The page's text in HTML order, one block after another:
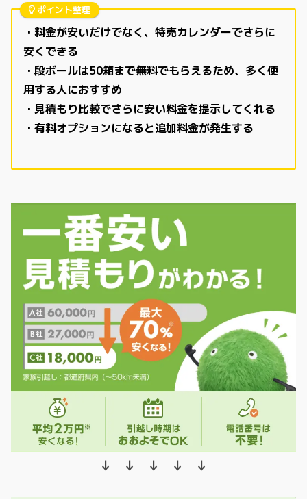
ポイント整理
・料金が安いだけでなく、特売カレンダーでさらに
安くできる
・段ボールは50箱まで無料でもらえるため、多く使
用する人におすすめ
・見積もり比較でさらに安い料金を提示してくれる
・有料オプションになると追加料金が発生する
↓ ↓ ↓ ↓ ↓